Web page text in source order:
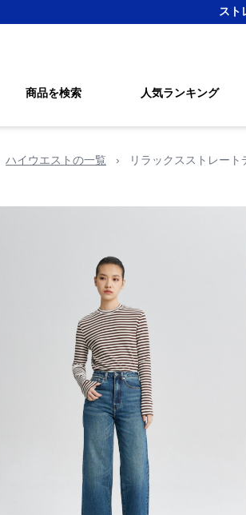
スト
商品を検索 人気ランキング
ハイウエストの一覧 › リラックスストレート